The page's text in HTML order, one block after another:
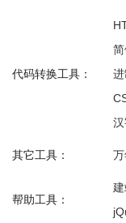
代码转换工具：
其它工具：
帮助工具：